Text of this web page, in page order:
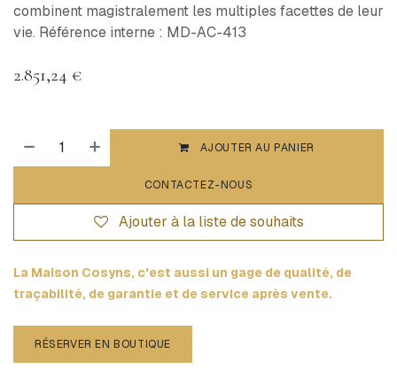
combinent magistralement les multiples facettes de leur
vie. Référence interne : MD-AC-413
2.851,24 €
AJOUTER AU PANIER
CONTACTEZ-NOUS
Ajouter à la liste de souhaits
La Maison Cosyns, c'est aussi un gage de qualité, de
traçabilité, de garantie et de service après vente.
RÉSERVER EN BOUTIQUE